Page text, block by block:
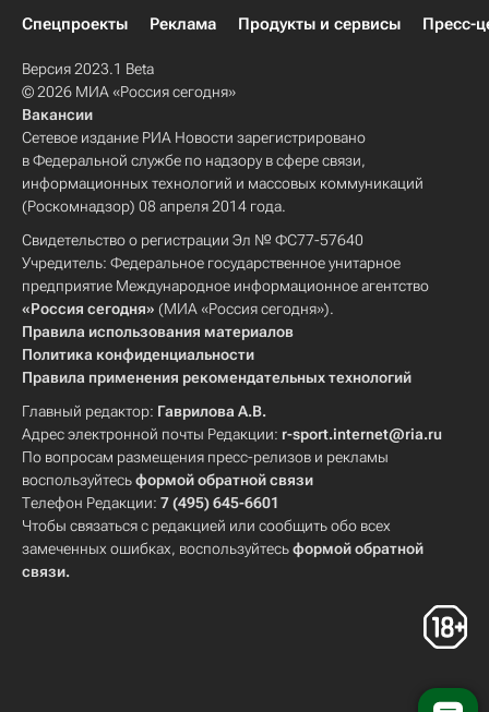
Спецпроекты
Реклама Продукты и сервисы Пресс-
Версия 2023.1 Beta
© 2026 МИА «Россия сегодня»
Вакансии
Сетевое издание РИА Новости зарегистрировано
в Федеральной службе по надзору в сфере связи,
информационных технологий и массовых коммуникаций
(Роскомнадзор) 08 апреля 2014 года.
Свидетельство о регистрации Эл № ФС77-57640
Учредитель: Федеральное государственное унитарное
предприятие Международное информационное агентство
«Россия сегодня» (МИА «Россия сегодня»).
Правила использования материалов
Политика конфиденциальности
Правила применения рекомендательных технологий
Главный редактор: Гаврилова А.В.
Адрес электронной почты Редакции: r-sport.internet@ria.ru
По вопросам размещения пресс-релизов и рекламы
воспользуйтесьформой обратной связи
Телефон Редакции: 7 (495) 645-6601
Чтобы связаться с редакцией или сообщить обо всех
замеченных ошибках, воспользуйтесьформой обратной
связи.